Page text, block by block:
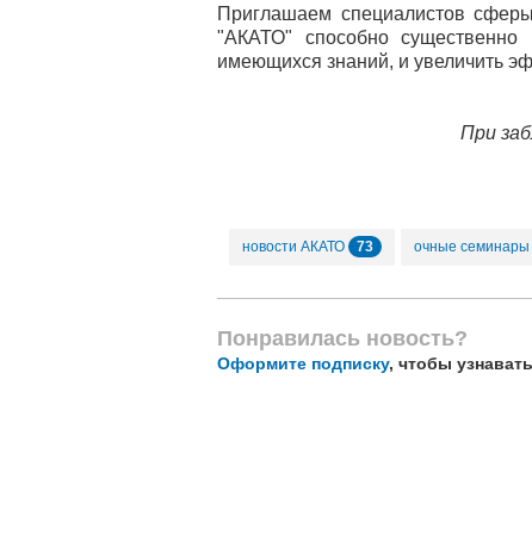
Приглашаем специалистов
"АКАТО" способно существенно
имеющихся знаний, и увеличить
При
новости АКАТО 73 очные семинары
Понравилась новость?
Оформите подписку, чтобы